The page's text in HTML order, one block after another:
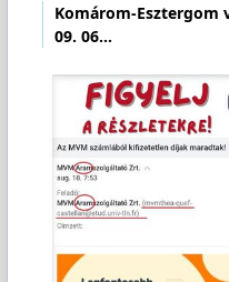
Komárom-Esztergom
09. 06…